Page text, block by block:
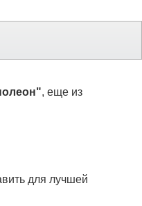
, еще из
для лучшей